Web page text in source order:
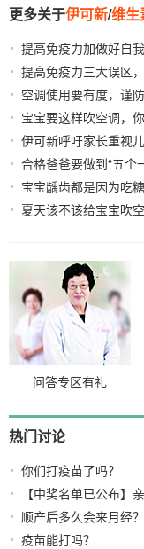
更多关于伊可新/维生
提高免疫力加做好自
12-15
提高免疫力三大误区
2022-12-13
空调使用要有度，谨
宝宝要这样吹空调，
伊可新呼吁家长重视
2022-12-07
合格爸爸要做到“五个
29
宝宝龋齿都是因为吃
夏天该不该给宝宝吹
问答专区有礼
热门讨论
你们打疫苗了吗？
【中奖名单已公布】
顺产后多久会来月经？
疫苗能打吗？